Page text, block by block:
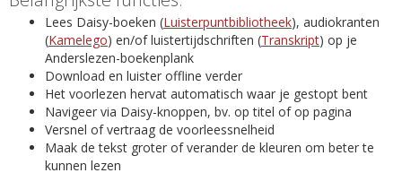
Lees Daisy-boeken (Luisterpuntbibliotheek), audiokranten
(Kamelego) en/of luistertijdschriften (Transkript) op je
Anderslezen-boekenplank
Download en luister offline verder
Het voorlezen hervat automatisch waar je gestopt bent
Navigeer via Daisy-knoppen, bv. op titel of op pagina
Versnel of vertraag de voorleessnelheid
Maak de tekst groter of verander de kleuren om beter te
kunnen lezen